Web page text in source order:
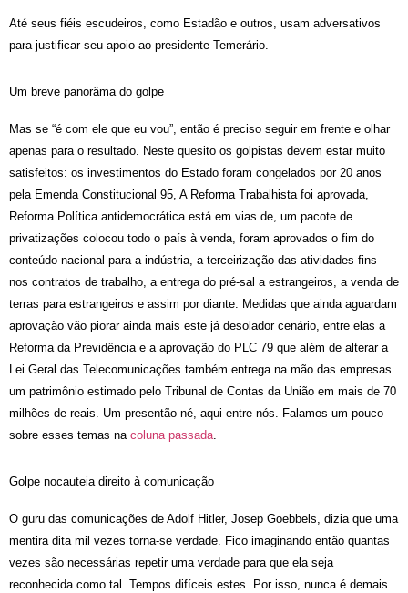
Até seus fiéis escudeiros, como Estadão e outros, usam adversativos
para justificar seu apoio ao presidente Temerário.
Um breve panorâma do golpe
Mas se “é com ele que eu vou”, então é preciso seguir em frente e olhar
apenas para o resultado. Neste quesito os golpistas devem estar muito
satisfeitos: os investimentos do Estado foram congelados por 20 anos
pela Emenda Constitucional 95, A Reforma Trabalhista foi aprovada,
Reforma Política antidemocrática está em vias de, um pacote de
privatizações colocou todo o país à venda, foram aprovados o fim do
conteúdo nacional para a indústria, a terceirização das atividades fins
nos contratos de trabalho, a entrega do pré-sal a estrangeiros, a venda de
terras para estrangeiros e assim por diante. Medidas que ainda aguardam
aprovação vão piorar ainda mais este já desolador cenário, entre elas a
Reforma da Previdência e a aprovação do PLC 79 que além de alterar a
Lei Geral das Telecomunicações também entrega na mão das empresas
um patrimônio estimado pelo Tribunal de Contas da União em mais de 70
milhões de reais. Um presentão né, aqui entre nós. Falamos um pouco
sobre esses temas na coluna passada.
Golpe nocauteia direito à comunicação
O guru das comunicações de Adolf Hitler, Josep Goebbels, dizia que uma
mentira dita mil vezes torna-se verdade. Fico imaginando então quantas
vezes são necessárias repetir uma verdade para que ela seja
reconhecida como tal. Tempos difíceis estes. Por isso, nunca é demais